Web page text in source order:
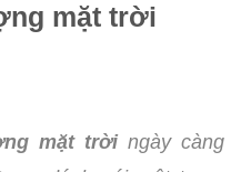
mặt trời
mặt trờingày càng